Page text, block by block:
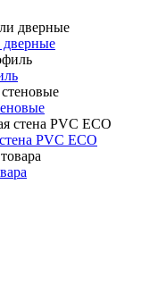
PVC ECO